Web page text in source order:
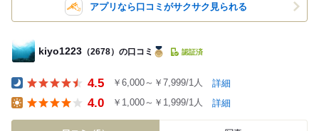
アプリなら口コミがサクサク見られる
kiyo1223 （2678）の口コミ 認証済
4.5 ￥6,000～￥7,999/1人 詳細
4.0 ￥1,000～￥1,999/1人 詳細